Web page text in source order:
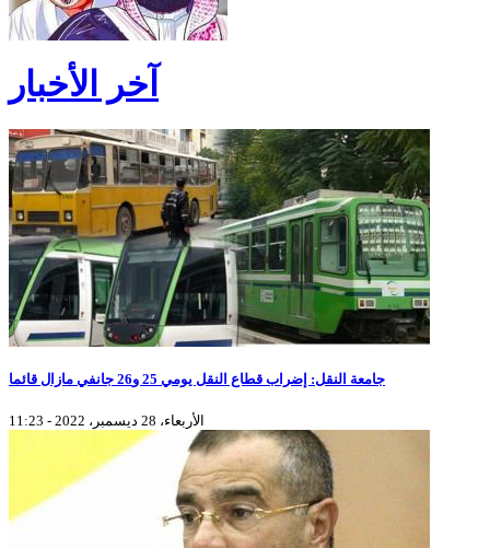
آخر الأخبار
جامعة النقل: إضراب قطاع النقل يومي 25 و26 جانفي مازال قائما
الأربعاء، 28 ديسمبر، 2022 - 11:23